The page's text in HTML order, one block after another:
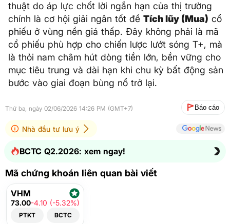
thuật do áp lực chốt lời ngắn hạn của thị trường
chính là cơ hội giải ngân tốt để Tích lũy (Mua) cổ
phiếu ở vùng nền giá thấp. Đây không phải là mã
cổ phiếu phù hợp cho chiến lược lướt sóng T+, mà
là thỏi nam châm hút dòng tiền lớn, bền vững cho
mục tiêu trung và dài hạn khi chu kỳ bất động sản
bước vào giai đoạn bùng nổ trở lại.
Thứ ba, ngày 02/06/2026 14:26 PM (GMT+7) Báo cáo
Nhà đầu tư lưu ý
BCTC Q2.2026: xem ngay!
Mã chứng khoán liên quan bài viết
VHM
73.00-4.10 (-5.32%)
PTKT BCTC